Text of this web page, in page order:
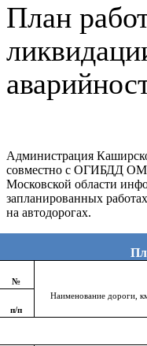
План
Администрация
совместно с ОГИБДД
Московской области
запланированных
на автодорогах.
№
Наименование дороги,
п/п